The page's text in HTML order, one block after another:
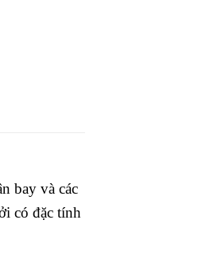
bay và các
có đặc tính